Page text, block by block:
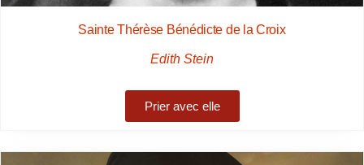
Sainte Thérèse Bénédicte de la Croix
Edith Stein
Prier avec elle